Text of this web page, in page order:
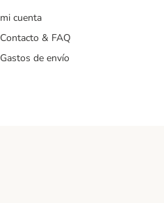
mi cuenta
Contacto & FAQ
Gastos de envío